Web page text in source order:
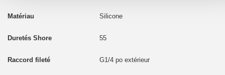
Silicone
55
G1/4 po extérieur